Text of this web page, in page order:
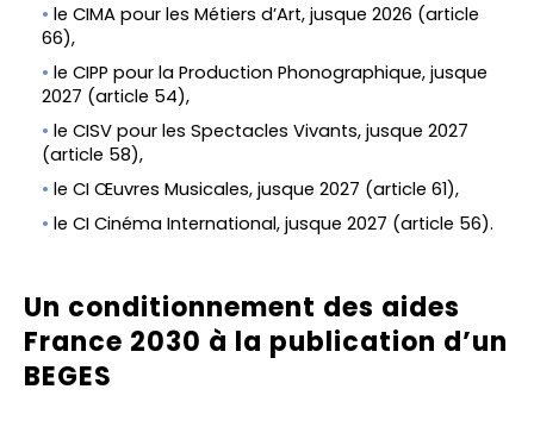
le CIMA pour les Métiers d’Art, jusque 2026 (article
66),
le CIPP pour la Production Phonographique, jusque
2027 (article 54),
le CISV pour les Spectacles Vivants, jusque 2027
(article 58),
le CI Œuvres Musicales, jusque 2027 (article 61),
le CI Cinéma International, jusque 2027 (article 56).
Un conditionnement des aides
France 2030 à la publication d’un
BEGES